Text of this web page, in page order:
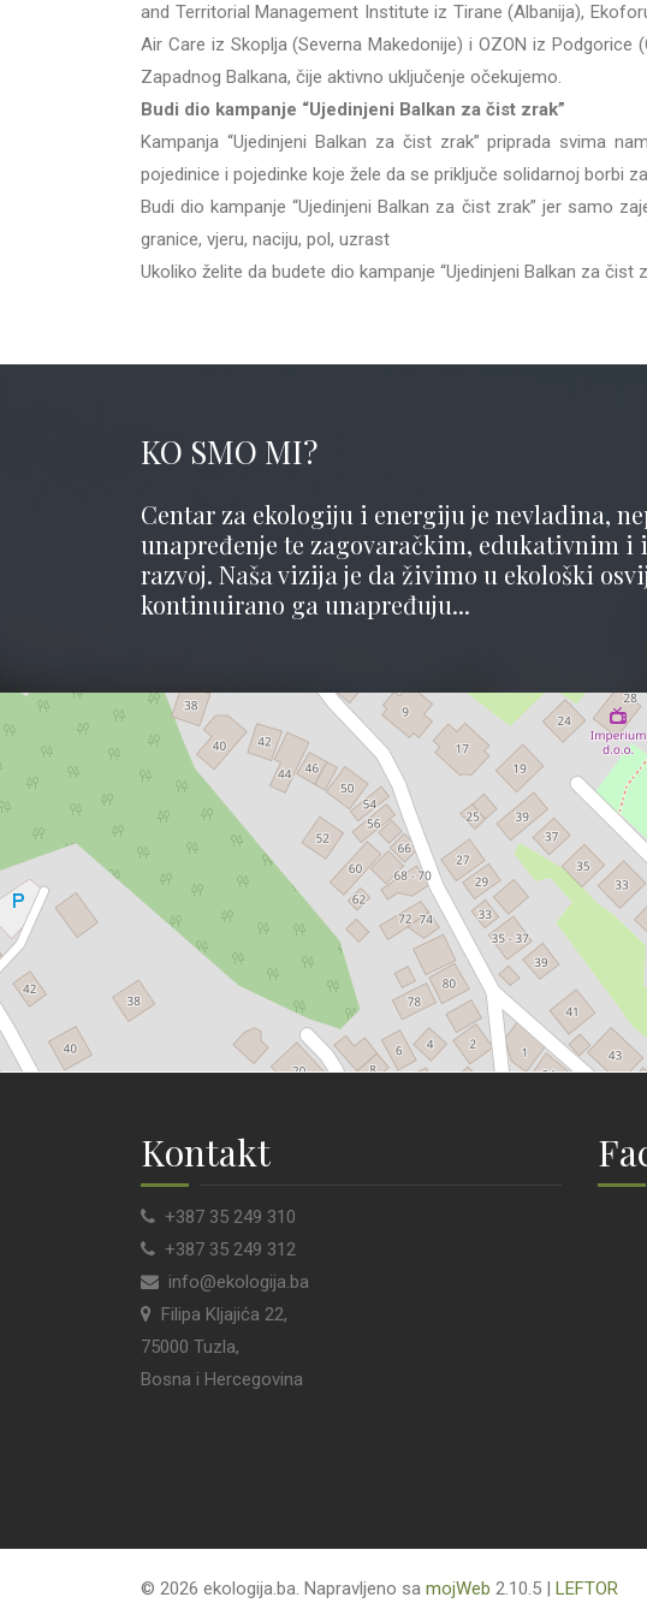
and Territorial Management Institute iz Tirane (Albanija),
Air Care iz Skoplja (Severna Makedonije) i OZON iz
Zapadnog Balkana, čije aktivno uključenje očekujemo.
Budi dio kampanje “Ujedinjeni Balkan za čist zrak”
Kampanja “Ujedinjeni Balkan za čist zrak” priprada svima
pojedinice i pojedinke koje žele da se priključe solidarnoj borbi
Budi dio kampanje “Ujedinjeni Balkan za čist zrak” jer samo
granice, vjeru, naciju, pol, uzrast
Ukoliko želite da budete dio kampanje “Ujedinjeni Balkan za
KO SMO MI?
Centar za ekologiju i energiju je nevladina,
unapređenje te zagovaračkim, edukativnim
razvoj. Naša vizija je da živimo u ekološki
kontinuirano ga unapređuju...
Kontakt
+387 35 249 310
+387 35 249 312
info@ekologija.ba
Filipa Kljajića 22,
75000 Tuzla,
Bosna i Hercegovina
© 2026 ekologija.ba. Napravljeno sa mojWeb 2.10.5 | LEFTOR